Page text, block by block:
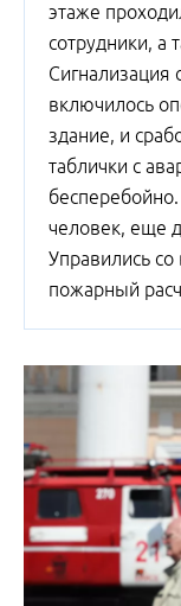
этаже
сотрудники, а
Сигнализация
включилось
здание, и
таблички с
человек, еще
Управились
пожарный